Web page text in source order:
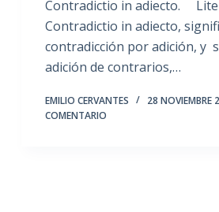
Contradictio in adiecto.
Contradictio in adiecto,
contradicción por adición, y
adición de contrarios,…
EMILIO CERVANTES 28 NOVIEMBRE
COMENTARIO